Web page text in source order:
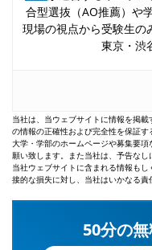
合型選抜（AO推薦）や
現場の視点から受験生の
東京・渋
当社は、当ウェブサイトに情報を掲
の情報の正確性および完全性を保証
大学・学部のホームページや募集要
願い致します。また当社は、予告なし
当社ウェブサイトに含まれる情報も
接的な損失に対し、当社はいかなる責
50分の